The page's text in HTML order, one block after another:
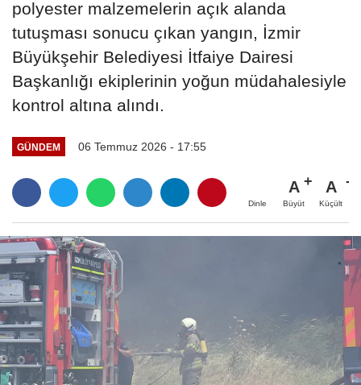
polyester malzemelerin açık alanda
tutuşması sonucu çıkan yangın, İzmir
Büyükşehir Belediyesi İtfaiye Dairesi
Başkanlığı ekiplerinin yoğun müdahalesiyle
kontrol altına alındı.
GÜNDEM 06 Temmuz 2026 - 17:55
Dinle
A
Büyüt
A
Küçült